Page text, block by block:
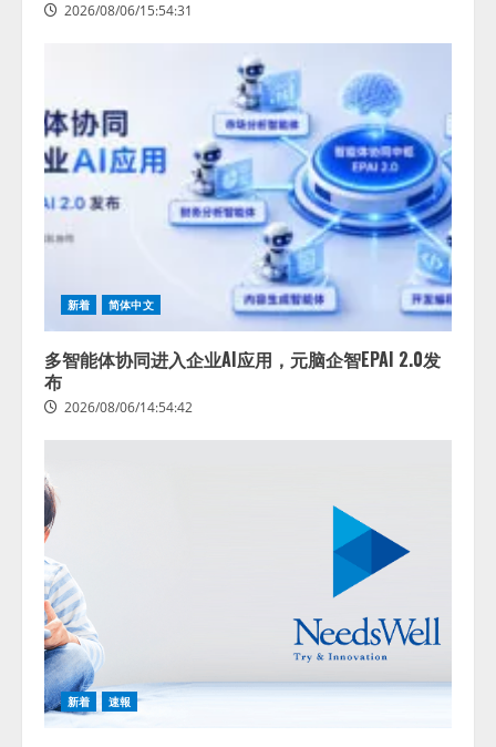
2026/08/06/15:54:31
新着 简体中文
多智能体协同进入企业AI应用，元脑企智EPAI 2.0发
布
2026/08/06/14:54:42
新着 速報